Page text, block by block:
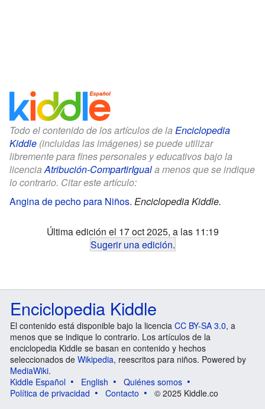
Todo el contenido de los artículos de la Enciclopedia
Kiddle (incluidas las imágenes) se puede utilizar
libremente para fines personales y educativos bajo la
licenciaAtribución-CompartirIguala menos que se indique
lo contrario. Citar este artículo:
Angina de pecho para Niños. Enciclopedia Kiddle.
Última edición el 17 oct 2025, a las 11:19
Sugerir una edición.
Enciclopedia Kiddle
El contenido está disponible bajo la licencia CC BY-SA 3.0, a
menos que se indique lo contrario. Los artículos de la
enciclopedia Kiddle se basan en contenido y hechos
seleccionados de Wikipedia, reescritos para niños. Powered by
MediaWiki.
Kiddle Español
English
Quiénes somos
Política de privacidad
Contacto © 2025 Kiddle.co